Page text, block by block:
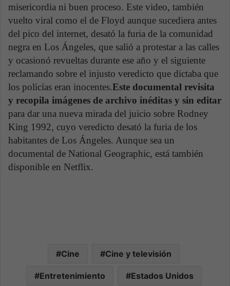
misericordia ni buen proceso. Este video, también
vuelto viral como el de Floyd aunque sucediera antes
del pico del internet, desató la furia de la comunidad
negra en Los Ángeles, que salió a protestar a las calles
y ocasionó revueltas durante ese año y el siguiente
reclamando sobre el injusto veredicto que dictaba que
los policías eran inocentes.Este documental revisita
y recopila imágenes de archivo inéditas y sin editar
para dar una nueva mirada del juicio sobre Rodney
King 1992, cuyo veredicto desató la furia de los
habitantes de Los Ángeles. Aunque sea un
documental de National Geographic, está también
disponible en Netflix.
Cine Cine y televisión
Entretenimiento Estados Unidos